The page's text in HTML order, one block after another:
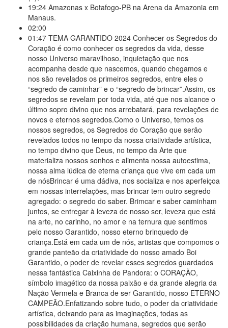
19:24 Amazonas x Botafogo-PB na Arena da Amazonia em
Manaus.
02:00
01:47 TEMA GARANTIDO 2024 Conhecer os Segredos do
Coração é como conhecer os segredos da vida, desse
nosso Universo maravilhoso, inquietação que nos
acompanha desde que nascemos, quando chegamos e
nos são revelados os primeiros segredos, entre eles o
“segredo de caminhar” e o “segredo de brincar”.Assim, os
segredos se revelam por toda vida, até que nos alcance o
último sopro divino que nos arrebatará, para revelações de
novos e eternos segredos.Como o Universo, temos os
nossos segredos, os Segredos do Coração que serão
revelados todos no tempo da nossa criatividade artística,
no tempo divino que Deus, no tempo da Arte que
materializa nossos sonhos e alimenta nossa autoestima,
nossa alma lúdica de eterna criança que vive em cada um
de nósBrincar é uma dádiva, nos socializa e nos aperfeiçoa
em nossas interrelações, mas brincar tem outro segredo
agregado: o segredo do saber. Brimcar e saber caminham
juntos, se entregar à leveza de nosso ser, leveza que está
na arte, no carinho, no amor e na ternura que sentimos
pelo nosso Garantido, nosso eterno brinquedo de
criança.Está em cada um de nós, artistas que compomos o
grande panteão da criatividade do nosso amado Boi
Garantido, o poder de revelar esses segredos guardados
nessa fantástica Caixinha de Pandora: o CORAÇÃO,
símbolo imagético da nossa paixão e da grande alegria da
Nação Vermela e Branca de ser Garantido, nosso ETERNO
CAMPEÃO.Enfatizando sobre tudo, o poder da criatividade
artística, deixando para as imaginações, todas as
possibilidades da criação humana, segredos que serão